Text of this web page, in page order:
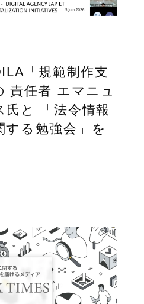
「規範制作支
責任者 エマニュ
と 「法令情報
る勉強会」を